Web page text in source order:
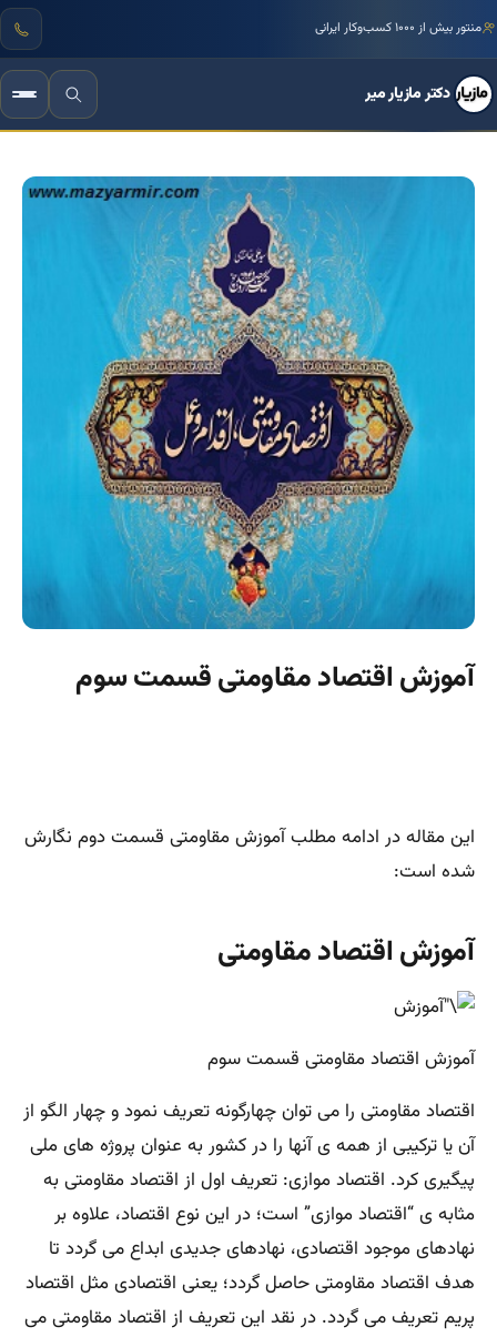
منتور بیش از ۱۰۰۰ کسب‌وکار ایرانی
دکتر مازیار میر
آموزش اقتصاد مقاومتی قسمت سوم
این مقاله در ادامه مطلب آموزش مقاومتی قسمت دوم نگارش
شده است:
آموزش اقتصاد مقاومتی
آموزش اقتصاد مقاومتی قسمت سوم
اقتصاد مقاومتی را می توان چهارگونه تعریف نمود و چهار الگو از
آن یا ترکیبی از همه ی آنها را در کشور به عنوان پروژه های ملی
پیگیری کرد. اقتصاد موازی: تعریف اول از اقتصاد مقاومتی به
مثابه ی “اقتصاد موازی” است؛ در این نوع اقتصاد، علاوه بر
نهادهای موجود اقتصادی، نهادهای جدیدی ابداع می گردد تا
هدف اقتصاد مقاومتی حاصل گردد؛ یعنی اقتصادی مثل اقتصاد
پریم تعریف می گردد. در نقد این تعریف از اقتصاد مقاومتی می